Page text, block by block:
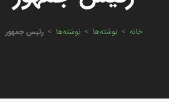
خانه > نوشته‌ها > نوشته‌ها > رئیس جمهور